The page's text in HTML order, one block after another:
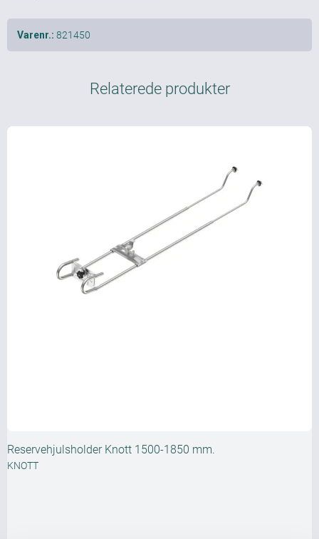
Varenr.: 821450
Relaterede produkter
Reservehjulsholder Knott 1500-1850 mm.
KNOTT